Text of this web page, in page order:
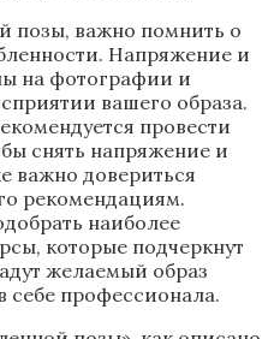
позы, важно помнить о
Напряжение и
на фотографии и
вашего образа.
провести
снять напряжение и
важно довериться
рекомендациям.
наиболее
которые подчеркнут
желаемый образ
себе профессионала.